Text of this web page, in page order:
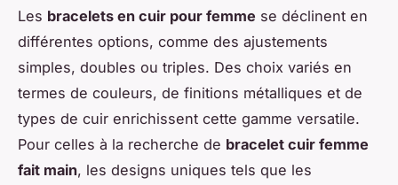
Les bracelets en cuir pour femme se déclinent en
différentes options, comme des ajustements
simples, doubles ou triples. Des choix variés en
termes de couleurs, de finitions métalliques et de
types de cuir enrichissent cette gamme versatile.
Pour celles à la recherche de bracelet cuir femme
fait main, les designs uniques tels que les